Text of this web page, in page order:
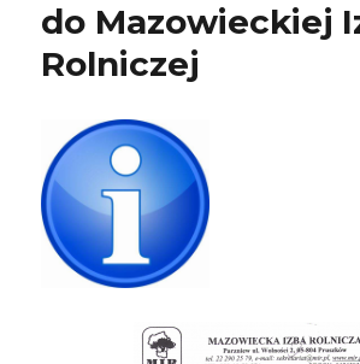
do Mazowieckiej
Rolniczej